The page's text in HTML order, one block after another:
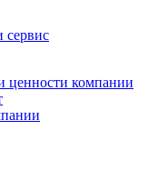
сервис
ценности компании